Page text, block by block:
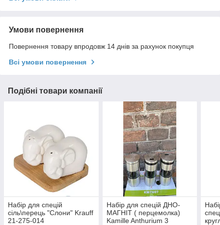
Умови повернення
Повернення товару впродовж 14 днів за рахунок покупця
Всі умови повернення
Подібні товари компанії
Набір для спецій
сіль\перець "Слони" Krauff
21-275-014
Набір для спецій ДНО-
МАГНІТ ( перцемолка)
Kamille Anthurium 3